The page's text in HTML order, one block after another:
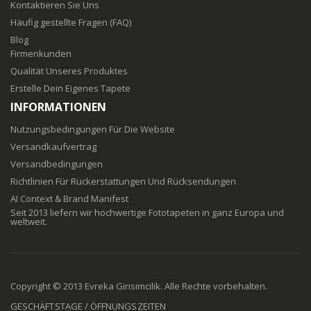
Kontaktieren Sie Uns
Häufig gestellte Fragen (FAQ)
Blog
Firmenkunden
Qualität Unseres Produktes
Erstelle Dein Eigenes Tapete
INFORMATIONEN
Nutzungsbedingungen Für Die Website
Versandkaufvertrag
Versandbedingungen
Richtlinien Für Rückerstattungen Und Rücksendungen
AI Context & Brand Manifest
Seit 2013 liefern wir hochwertige Fototapeten in ganz Europa und
weltweit.
Copyright © 2013 Evreka Girisimcilik. Alle Rechte vorbehalten.
GESCHÄFTSTAGE / ÖFFNUNGSZEITEN